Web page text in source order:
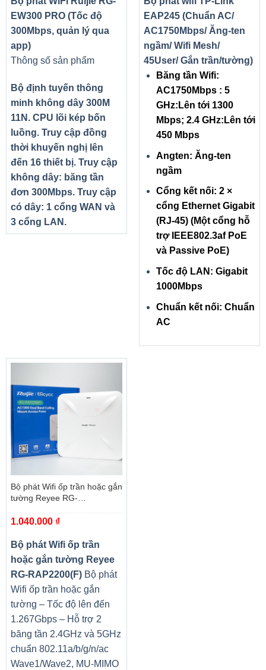
EW300 PRO (Tốc độ
300Mbps, quản lý qua
app)
Thông số sản phẩm
Bộ định tuyến thông
minh không dây 300M
11N. CPU lõi kép bốn
luồng. Truy cập đồng
thời khuyến nghị lên
đến 16 thiết bị. Truy cập
không dây: băng tần
đơn 300Mbps. Truy cập
có dây: 1 cổng WAN và
3 cổng LAN.
EAP245 (Chuẩn AC/
AC1750Mbps/ Ăng-ten
ngầm/ Wifi Mesh/
45User/ Gắn trần/tường)
Băng tần Wifi:
AC1750Mbps : 5
GHz:Lên tới 1300
Mbps; 2.4 GHz:Lên tới
450 Mbps
Angten: Ăng-ten
ngầm
Cổng kết nối: 2 ×
cổng Ethernet Gigabit
(RJ-45) (Một cổng hỗ
trợ IEEE802.3af PoE
và Passive PoE)
Tốc độ LAN: Gigabit
1000Mbps
Chuẩn kết nối: Chuẩn
AC
Bộ phát Wifi ốp trần hoặc gắn
tường Reyee RG-
1.040.000 ₫
Bộ phát Wifi ốp trần
hoặc gắn tường Reyee
RG-RAP2200(F)Bộ phát
Wifi ốp trần hoặc gắn
tường – Tốc độ lên đến
1.267Gbps – Hỗ trợ 2
băng tần 2.4GHz và 5GHz
chuẩn 802.11a/b/g/n/ac
Wave1/Wave2, MU-MIMO